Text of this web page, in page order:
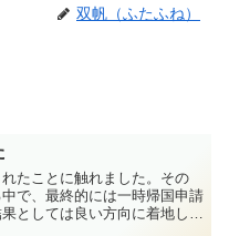
双帆（ふたふね）
たことに触れました。その
で、最終的には一時帰国申請
としては良い方向に着地した